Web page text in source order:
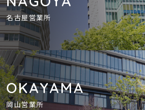
名古屋営業所
OKAYAMA
岡山営業所